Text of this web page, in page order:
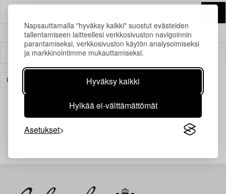
Napsauttamalla "hyväksy kaikki" suostut evästeiden
tallentamiseen laitteellesi verkkosivuston navigoinnin
parantamiseksi, verkkosivuston käytön analysoimiseksi
ja markkinointimme mukauttamiseksi.
Hyväksy kaikki
Hylkää ei-välttämättömät
Asetukset
Suodatin
TYHJENNÄ KAIKKI
Juuri nyt ei löytynyt hakuasi vastaavia kohteita.